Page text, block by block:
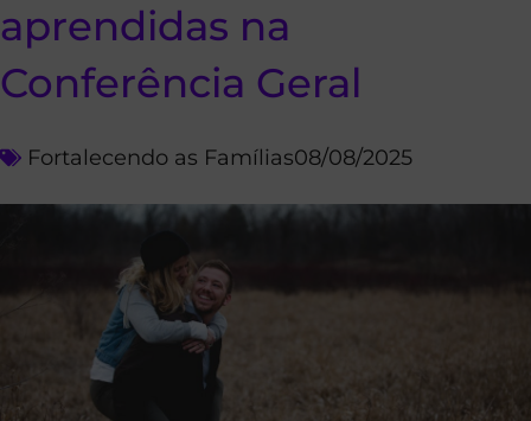
aprendidas na
Conferência Geral
Fortalecendo as Famílias08/08/2025